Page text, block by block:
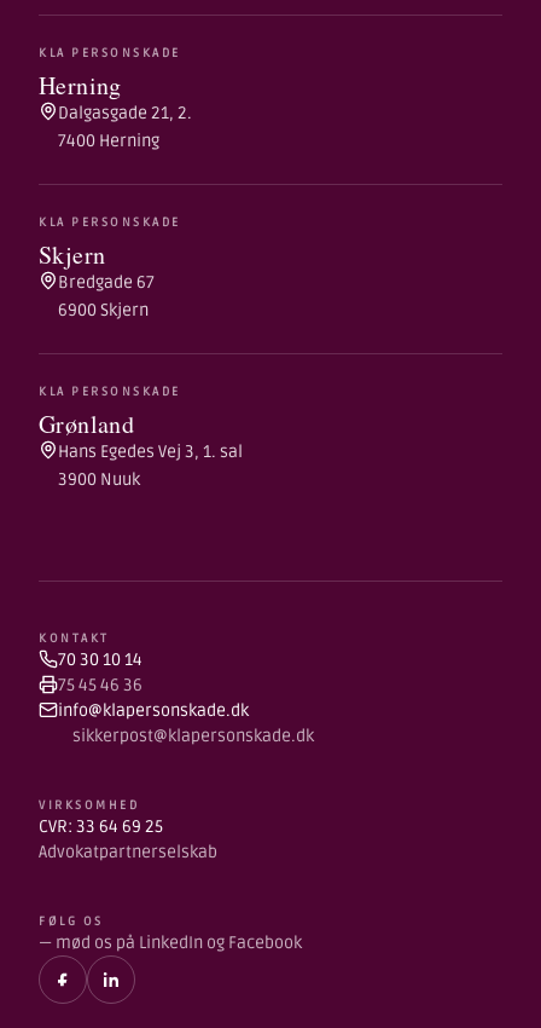
KLA PERSONSKADE
Herning
Dalgasgade 21, 2.
7400 Herning
KLA PERSONSKADE
Skjern
Bredgade 67
6900 Skjern
KLA PERSONSKADE
Grønland
Hans Egedes Vej 3, 1. sal
3900 Nuuk
KONTAKT
70 30 10 14
75 45 46 36
info@klapersonskade.dk
sikkerpost@klapersonskade.dk
VIRKSOMHED
CVR: 33 64 69 25
Advokatpartnerselskab
FØLG OS
— mød os på LinkedIn og Facebook